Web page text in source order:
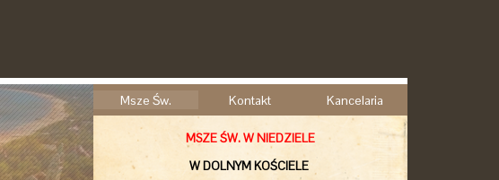
Msze Św. Kontakt Kancelaria
MSZE ŚW. W NIEDZIELE
W DOLNYM KOŚCIELE